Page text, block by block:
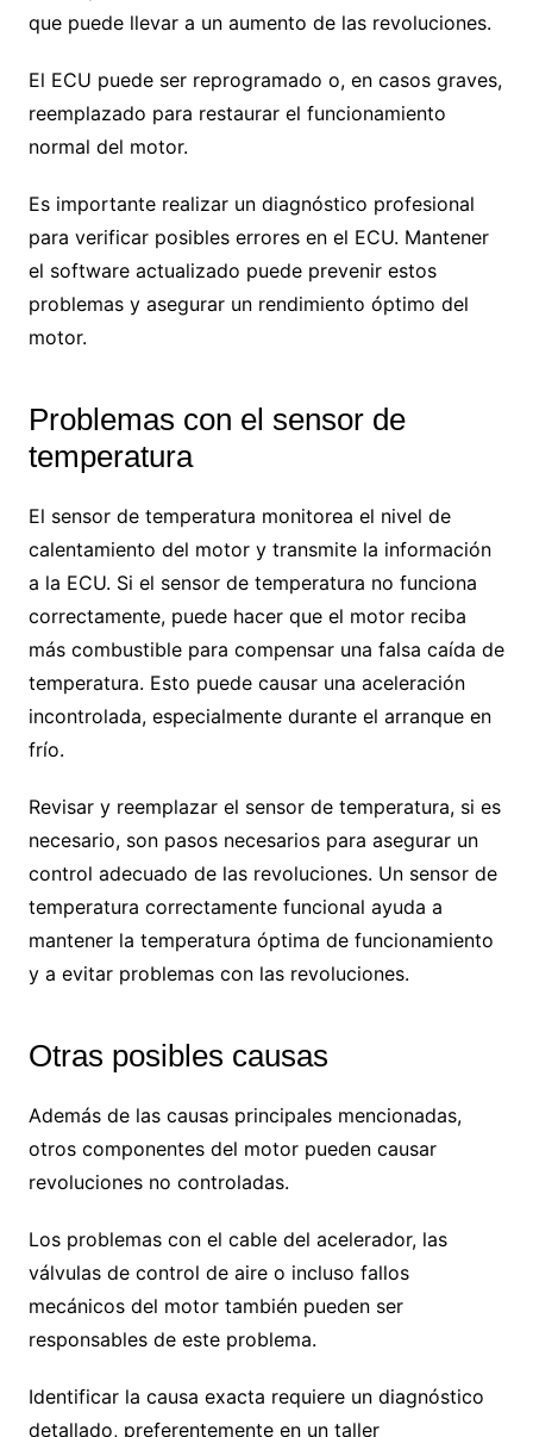
que puede llevar a un aumento de las revoluciones.
El ECU puede ser reprogramado o, en casos graves,
reemplazado para restaurar el funcionamiento
normal del motor.
Es importante realizar un diagnóstico profesional
para verificar posibles errores en el ECU. Mantener
el software actualizado puede prevenir estos
problemas y asegurar un rendimiento óptimo del
motor.
Problemas con el sensor de
temperatura
El sensor de temperatura monitorea el nivel de
calentamiento del motor y transmite la información
a la ECU. Si el sensor de temperatura no funciona
correctamente, puede hacer que el motor reciba
más combustible para compensar una falsa caída de
temperatura. Esto puede causar una aceleración
incontrolada, especialmente durante el arranque en
frío.
Revisar y reemplazar el sensor de temperatura, si es
necesario, son pasos necesarios para asegurar un
control adecuado de las revoluciones. Un sensor de
temperatura correctamente funcional ayuda a
mantener la temperatura óptima de funcionamiento
y a evitar problemas con las revoluciones.
Otras posibles causas
Además de las causas principales mencionadas,
otros componentes del motor pueden causar
revoluciones no controladas.
Los problemas con el cable del acelerador, las
válvulas de control de aire o incluso fallos
mecánicos del motor también pueden ser
responsables de este problema.
Identificar la causa exacta requiere un diagnóstico
detallado, preferentemente en un taller